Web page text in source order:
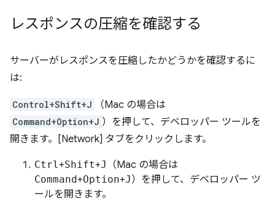
レスポンスの圧縮を確認する
サーバーがレスポンスを圧縮したかどうかを確認するに
は:
Control+Shift+J （Mac の場合は
Command+Option+J ）を押して、デベロッパー ツールを
開きます。[Network] タブをクリックします。
Ctrl+Shift+J （Mac の場合は
Command+Option+J）を押して、デベロッパー ツ
ールを開きます。